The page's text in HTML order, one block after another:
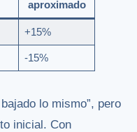
aproximado
+15%
-15%
lo mismo”, pero
inicial. Con